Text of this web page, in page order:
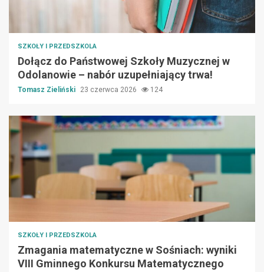
SZKOŁY I PRZEDSZKOLA
Dołącz do Państwowej Szkoły Muzycznej w
Odolanowie – nabór uzupełniający trwa!
Tomasz Zieliński 23 czerwca 2026 124
SZKOŁY I PRZEDSZKOLA
Zmagania matematyczne w Sośniach: wyniki
VIII Gminnego Konkursu Matematycznego